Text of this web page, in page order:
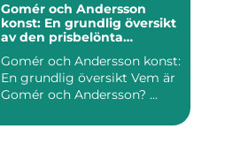
Gomér och Andersson
konst: En grundlig översikt
av den prisbelönta
Gomér och Andersson konst:
En grundlig översikt Vem är
Gomér och Andersson? ...